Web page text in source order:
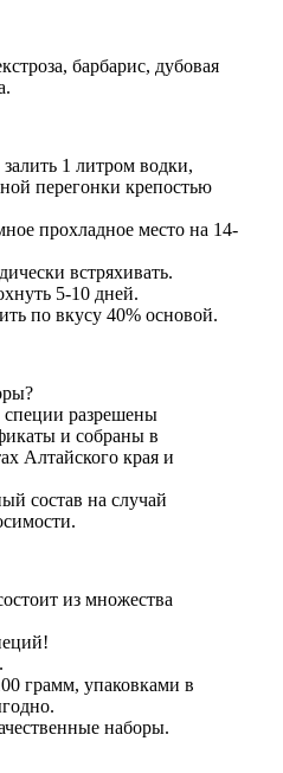
барбарис, дубовая
1 литром водки,
перегонки крепостью
прохладное место на 14-
встряхивать.
5-10 дней.
по вкусу 40% основой.
разрешены
и собраны в
Алтайского края и
состав на случай
из множества
грамм, упаковками в
наборы.